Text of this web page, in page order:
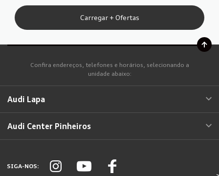
Carregar + Ofertas
Confira endereços, telefones e horários, selecionando a
unidade abaixo:
Audi Lapa
Audi Center Pinheiros
SIGA-NOS: